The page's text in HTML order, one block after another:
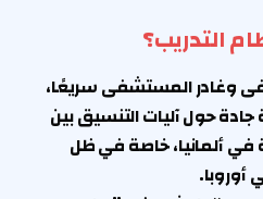
التدريب؟
وغادر المستشفى سريعًا،
حول آليات التنسيق بين
في ألمانيا، خاصة في ظل
أوروبا.